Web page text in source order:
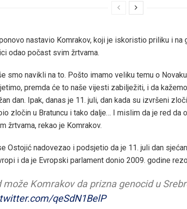
nastavio Komrakov, koji je iskoristio priliku i na
odao počast svim žrtvama.
smo navikli na to. Pošto imamo veliku temu o
premda će to naše vijesti zabilježiti, i da
dan. Ipak, danas je 11. juli, dan kada su izvršeni
zločin u Bratuncu i tako dalje… I mislim da je red da
žrtvama, rekao je Komrakov.
Ostojić nadovezao i podsjetio da je 11. juli dan
i da je Evropski parlament donio 2009. godine
može Komrakov da prizna genocid u
qeSdN1BelP